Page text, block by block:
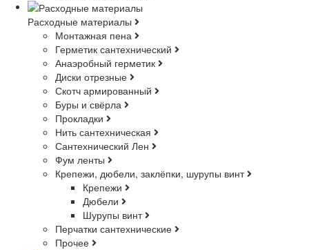
Расходные материалы
Монтажная пена
Герметик сантехнический
Анаэробный герметик
Диски отрезные
Скотч армированный
Буры и свёрла
Прокладки
Нить сантехническая
Сантехнический Лен
Фум ленты
Крепежи, дюбели, заклёпки, шурупы винт
Крепежи
Дюбели
Шурупы винт
Перчатки сантехнические
Прочее